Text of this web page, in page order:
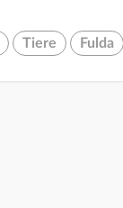
Tiere Fulda